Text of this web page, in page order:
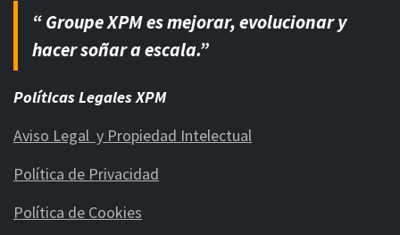
“ Groupe XPM es mejorar, evolucionar y
hacer soñar a escala.”
Políticas Legales XPM
Aviso Legal y Propiedad Intelectual
Política de Privacidad
Política de Cookies